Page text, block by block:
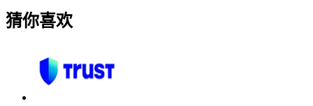
猜你喜欢